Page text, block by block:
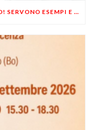
LIBERTÀ, LE IDEE NON BASTANO! SERVONO ESEMPI E UN PO’ DI COERENZA